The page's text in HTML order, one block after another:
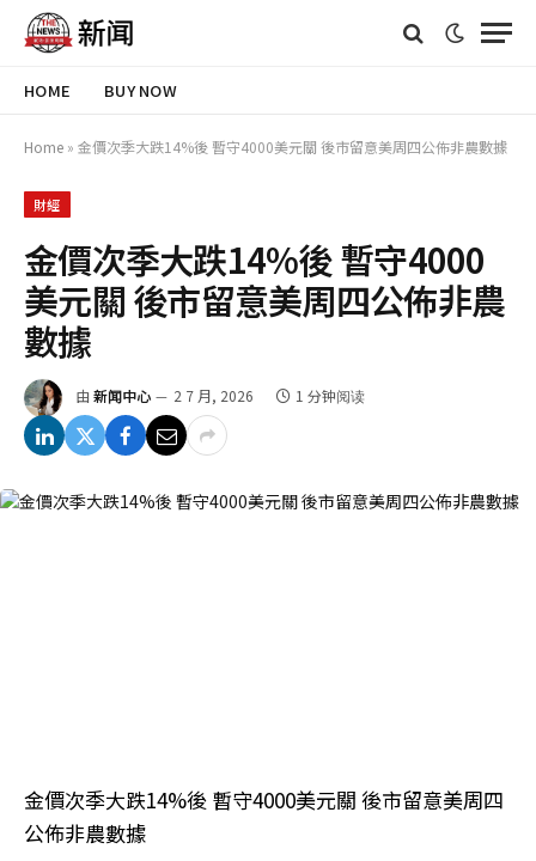
HOME BUY NOW
Home » 金價次季大跌14%後 暫守4000美元關 後市留意美周四公佈非農數據
財經
金價次季大跌14%後 暫守4000
美元關 後市留意美周四公佈非農
數據
由 新闻中心 2 7 月, 2026 1 分钟阅读
金價次季大跌14%後 暫守4000美元關 後市留意美周四
公佈非農數據